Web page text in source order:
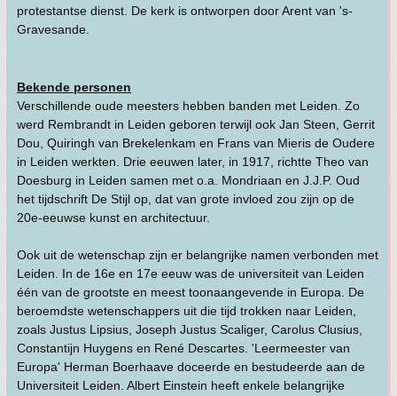
protestantse dienst. De kerk is ontworpen door Arent van 's-
Gravesande.
Bekende personen
Verschillende oude meesters hebben banden met Leiden. Zo
werd Rembrandt in Leiden geboren terwijl ook Jan Steen, Gerrit
Dou, Quiringh van Brekelenkam en Frans van Mieris de Oudere
in Leiden werkten. Drie eeuwen later, in 1917, richtte Theo van
Doesburg in Leiden samen met o.a. Mondriaan en J.J.P. Oud
het tijdschrift De Stijl op, dat van grote invloed zou zijn op de
20e-eeuwse kunst en architectuur.
Ook uit de wetenschap zijn er belangrijke namen verbonden met
Leiden. In de 16e en 17e eeuw was de universiteit van Leiden
één van de grootste en meest toonaangevende in Europa. De
beroemdste wetenschappers uit die tijd trokken naar Leiden,
zoals Justus Lipsius, Joseph Justus Scaliger, Carolus Clusius,
Constantijn Huygens en René Descartes. 'Leermeester van
Europa' Herman Boerhaave doceerde en bestudeerde aan de
Universiteit Leiden. Albert Einstein heeft enkele belangrijke